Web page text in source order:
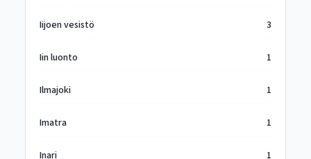
Iijoen vesistö 3
Iin luonto 1
Ilmajoki 1
Imatra 1
Inari 1